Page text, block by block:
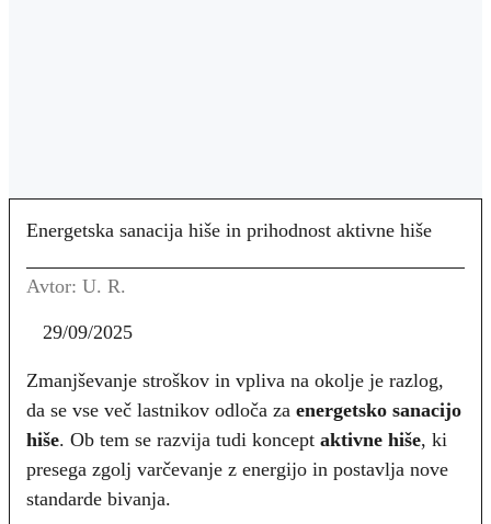
Energetska sanacija hiše in prihodnost aktivne hiše
Avtor: U. R.
29/09/2025
Zmanjševanje stroškov in vpliva na okolje je razlog,
da se vse več lastnikov odloča za energetsko sanacijo
hiše. Ob tem se razvija tudi koncept aktivne hiše, ki
presega zgolj varčevanje z energijo in postavlja nove
standarde bivanja.